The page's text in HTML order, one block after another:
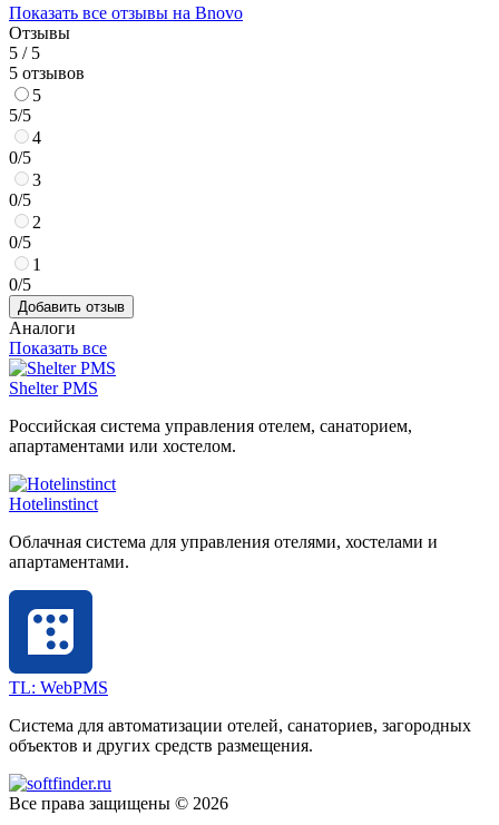
Показать все отзывы на Bnovo
Отзывы
5 / 5
5 отзывов
5
5/5
4
0/5
3
0/5
2
0/5
1
0/5
Добавить отзыв
Аналоги
Показать все
Shelter PMS
Российская система управления отелем, санаторием,
апартаментами или хостелом.
Hotelinstinct
Облачная система для управления отелями, хостелами и
апартаментами.
TL: WebPMS
Система для автоматизации отелей, санаториев, загородных
объектов и других средств размещения.
Все права защищены © 2026